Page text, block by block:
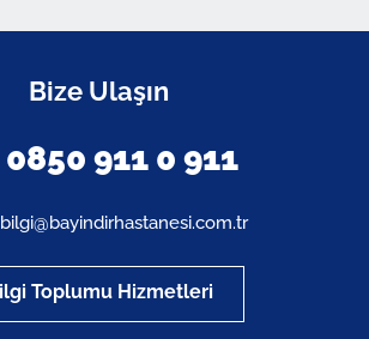
Bize Ulaşın
0850 911 0 911
bilgi@bayindirhastanesi.com.tr
Toplumu Hizmetleri